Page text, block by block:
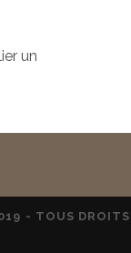
un
- TOUS DROITS